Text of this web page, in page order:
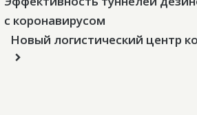
с коронавирусом
Новый логистический центр